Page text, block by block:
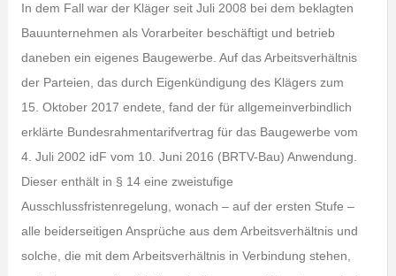
In dem Fall war der Kläger seit Juli 2008 bei dem beklagten
Bauunternehmen als Vorarbeiter beschäftigt und betrieb
daneben ein eigenes Baugewerbe. Auf das Arbeitsverhältnis
der Parteien, das durch Eigenkündigung des Klägers zum
15. Oktober 2017 endete, fand der für allgemeinverbindlich
erklärte Bundesrahmentarifvertrag für das Baugewerbe vom
4. Juli 2002 idF vom 10. Juni 2016 (BRTV-Bau) Anwendung.
Dieser enthält in § 14 eine zweistufige
Ausschlussfristenregelung, wonach – auf der ersten Stufe –
alle beiderseitigen Ansprüche aus dem Arbeitsverhältnis und
solche, die mit dem Arbeitsverhältnis in Verbindung stehen,